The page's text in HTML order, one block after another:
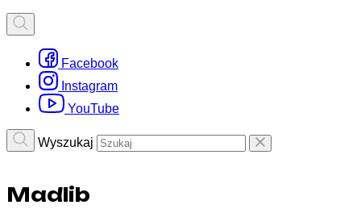
Facebook
Instagram
YouTube
Wyszukaj
Madlib